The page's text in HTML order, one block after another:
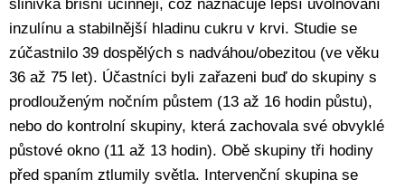
slinivka břišní účinněji, což naznačuje lepší uvolňování
inzulínu a stabilnější hladinu cukru v krvi. Studie se
zúčastnilo 39 dospělých s nadváhou/obezitou (ve věku
36 až 75 let). Účastníci byli zařazeni buď do skupiny s
prodlouženým nočním půstem (13 až 16 hodin půstu),
nebo do kontrolní skupiny, která zachovala své obvyklé
půstové okno (11 až 13 hodin). Obě skupiny tři hodiny
před spaním ztlumily světla. Intervenční skupina se